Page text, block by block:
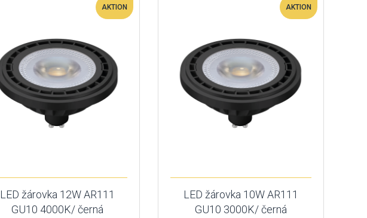
AKTION
LED žárovka 12W AR111
GU10 4000K/ černá
AKTION
LED žárovka 10W AR111
GU10 3000K/ černá